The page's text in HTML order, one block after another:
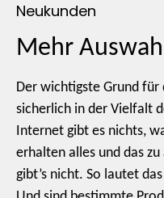
Neukunden
Mehr
Der wichtigste Grund für
sicherlich in der Vielfalt
Internet gibt es nichts,
erhalten alles und das
gibt’s nicht. So lautet